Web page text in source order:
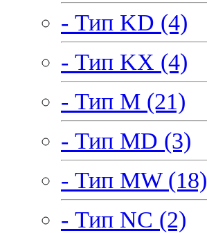
- Тип KD (4)
- Тип KX (4)
- Тип M (21)
- Тип MD (3)
- Тип MW (18)
- Тип NC (2)